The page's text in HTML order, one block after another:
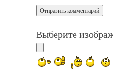
Выберите